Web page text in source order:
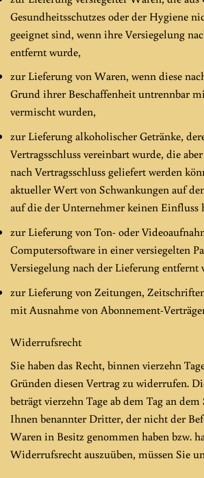
Gesundheitsschutzes oder der Hygiene
geeignet sind, wenn ihre Versiegelung
entfernt wurde,
zur Lieferung von Waren, wenn diese
Grund ihrer Beschaffenheit untrennbar
vermischt wurden,
zur Lieferung alkoholischer Getränke,
Vertragsschluss vereinbart wurde, die
nach Vertragsschluss geliefert werden
aktueller Wert von Schwankungen auf
auf die der Unternehmer keinen Einfluss
zur Lieferung von Ton- oder
Computersoftware in einer versiegelten
Versiegelung nach der Lieferung entfernt
zur Lieferung von Zeitungen,
mit Ausnahme von Abonnement-
Widerrufsrecht
Sie haben das Recht, binnen vierzehn
Gründen diesen Vertrag zu widerrufen.
beträgt vierzehn Tage ab dem Tag an
Ihnen benannter Dritter, der nicht der
Waren in Besitz genommen haben bzw.
Widerrufsrecht auszuüben, müssen Sie